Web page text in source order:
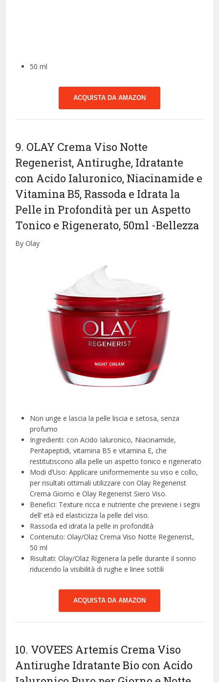
50 ml
ACQUISTA DA AMAZON
9. OLAY Crema Viso Notte
Regenerist, Antirughe, Idratante
con Acido Ialuronico, Niacinamide e
Vitamina B5, Rassoda e Idrata la
Pelle in Profondità per un Aspetto
Tonico e Rigenerato, 50ml -Bellezza
By Olay
Non unge e lascia la pelle liscia e setosa, senza
profumo
Ingredienti: con Acido Ialuronico, Niacinamide,
Pentapeptidi, vitamina B5 e vitamina E, che
restitutiscono alla pelle un aspetto tonico e rigenerato
Modi d’Uso: Applicare uniformemente su viso e collo,
per risultati ottimali utilizzare con Olay Regenerist
Crema Giorno e Olay Regenerist Siero Viso.
Benefici: Texture ricca e nutriente che previene i segni
dell’ età ed elasticizza la pelle del viso.
Rassoda ed idrata la pelle in profondità
Contenuto: Olay/Olaz Crema Viso Notte Regenerist,
50 ml
Risultati: Olay/Olaz Rigenera la pelle durante il sonno
riducendo la visibilità di rughe e linee sottili
ACQUISTA DA AMAZON
10. VOVEES Artemis Crema Viso
Antirughe Idratante Bio con Acido